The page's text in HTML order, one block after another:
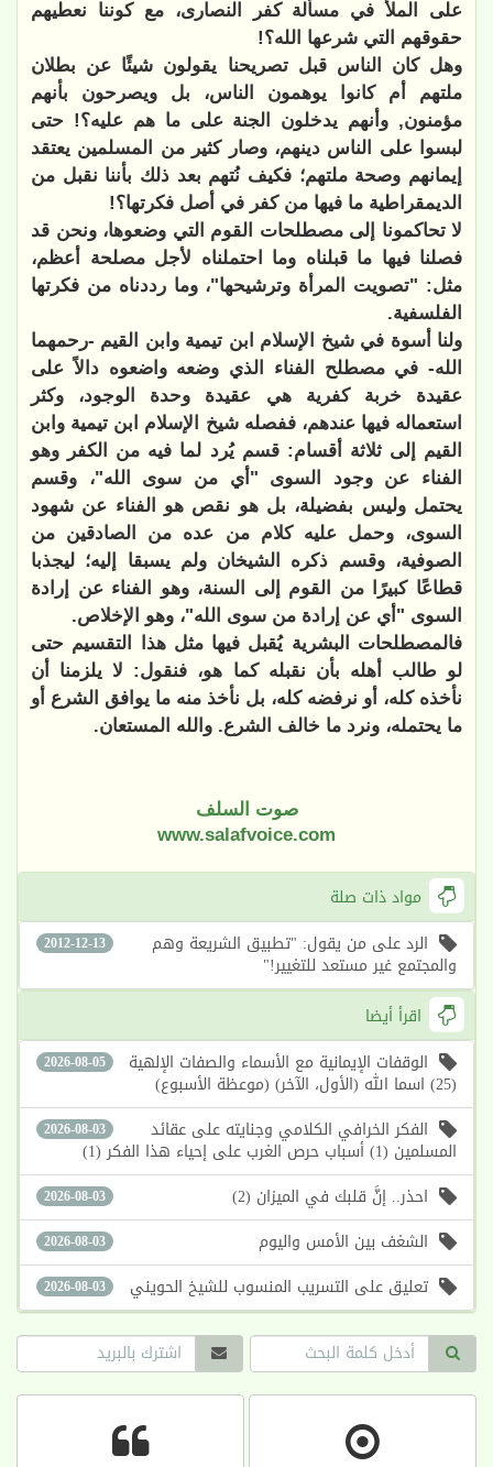
على الملأ في مسألة كفر النصارى، مع كوننا نعطيهم
حقوقهم التي شرعها الله؟!
وهل كان الناس قبل تصريحنا يقولون شيئًا عن بطلان
ملتهم أم كانوا يوهمون الناس، بل ويصرحون بأنهم
مؤمنون, وأنهم يدخلون الجنة على ما هم عليه؟! حتى
لبسوا على الناس دينهم، وصار كثير من المسلمين يعتقد
إيمانهم وصحة ملتهم؛ فكيف نُتهم بعد ذلك بأننا نقبل من
الديمقراطية ما فيها من كفر في أصل فكرتها؟!
لا تحاكمونا إلى مصطلحات القوم التي وضعوها، ونحن قد
فصلنا فيها ما قبلناه وما احتملناه لأجل مصلحة أعظم،
مثل: "تصويت المرأة وترشيحها"، وما رددناه من فكرتها
الفلسفية.
ولنا أسوة في شيخ الإسلام ابن تيمية وابن القيم -رحمهما
الله- في مصطلح الفناء الذي وضعه واضعوه دالاً على
عقيدة خربة كفرية هي عقيدة وحدة الوجود، وكثر
استعماله فيها عندهم، ففصله شيخ الإسلام ابن تيمية وابن
القيم إلى ثلاثة أقسام: قسم يُرد لما فيه من الكفر وهو
الفناء عن وجود السوى "أي من سوى الله"، وقسم
يحتمل وليس بفضيلة، بل هو نقص هو الفناء عن شهود
السوى، وحمل عليه كلام من عده من الصادقين من
الصوفية، وقسم ذكره الشيخان ولم يسبقا إليه؛ ليجذبا
قطاعًا كبيرًا من القوم إلى السنة، وهو الفناء عن إرادة
السوى "أي عن إرادة من سوى الله"، وهو الإخلاص.
فالمصطلحات البشرية يُقبل فيها مثل هذا التقسيم حتى
لو طالب أهله بأن نقبله كما هو، فنقول: لا يلزمنا أن
نأخذه كله، أو نرفضه كله، بل نأخذ منه ما يوافق الشرع أو
ما يحتمله، ونرد ما خالف الشرع. والله المستعان.
صوت السلف
www.salafvoice.com
مواد ذات صلة
2012-12-13 الرد على من يقول: "تطبيق الشريعة وهم
والمجتمع غير مستعد للتغيير!"
اقرأ أيضا
2026-08-05 الوقفات الإيمانية مع الأسماء والصفات الإلهية
(25) اسما الله (الأول، الآخر) (موعظة الأسبوع)
2026-08-03 الفكر الخرافي الكلامي وجنايته على عقائد
المسلمين (1) أسباب حرص الغرب على إحياء هذا الفكر (1)
2026-08-03 احذر.. إنَّ قلبك في الميزان (2)
2026-08-03 الشغف بين الأمس واليوم
2026-08-03 تعليق على التسريب المنسوب للشيخ الحويني